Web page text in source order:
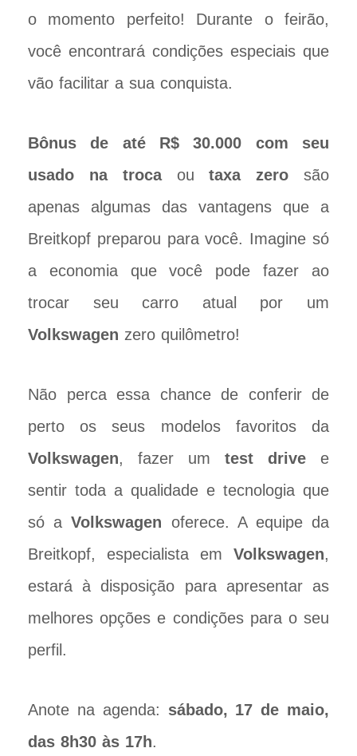
o momento perfeito! Durante o feirão,
você encontrará condições especiais que
vão facilitar a sua conquista.
Bônus de até R$ 30.000 com seu
usado na trocaoutaxa zero são
apenas algumas das vantagens que a
Breitkopf preparou para você. Imagine só
a economia que você pode fazer ao
trocar seu carro atual por um
Volkswagen zero quilômetro!
Não perca essa chance de conferir de
perto os seus modelos favoritos da
Volkswagen, fazer um test drive e
sentir toda a qualidade e tecnologia que
só aVolkswagen oferece. A equipe da
Breitkopf, especialista em Volkswagen,
estará à disposição para apresentar as
melhores opções e condições para o seu
perfil.
Anote na agenda: sábado, 17 de maio,
das 8h30 às 17h.